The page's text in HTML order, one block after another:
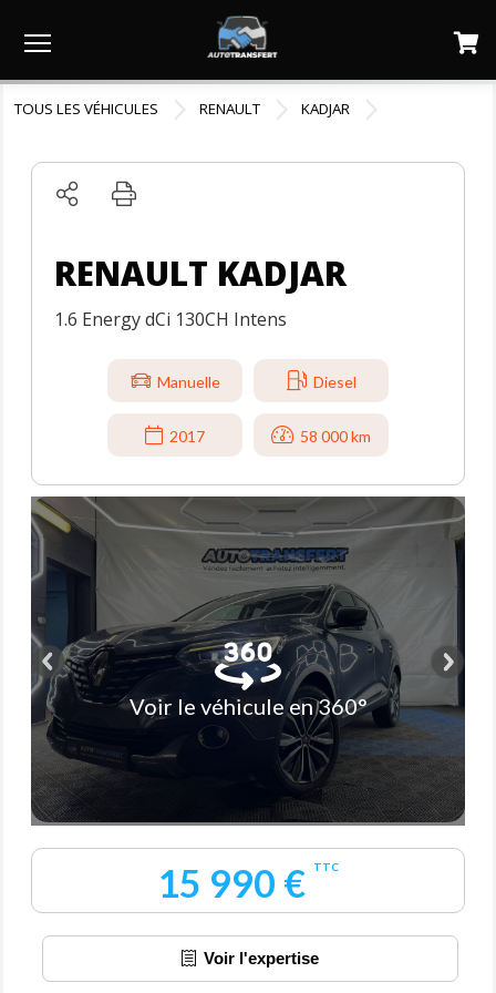
TOUS LES VÉHICULES RENAULT KADJAR
RENAULT KADJAR
1.6 Energy dCi 130CH Intens
Manuelle Diesel
2017 58 000 km
Voir le véhicule en 360°
15 990 € TTC
Voir l'expertise